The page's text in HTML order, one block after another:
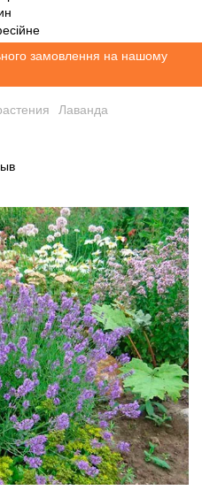
замовлення на нашому
Лаванда